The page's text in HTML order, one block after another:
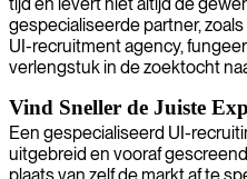
gespecialiseerde partner,
UI-recruitment agency,
verlengstuk in de zoektocht
Vind Sneller de Juiste
Een gespecialiseerd UI-
uitgebreid en vooraf
plaats van zelf de markt af te